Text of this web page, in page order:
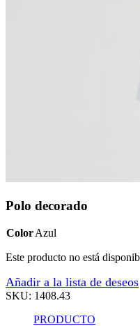
Polo decorado
ColorAzul
Este producto no está
Añadir a la lista de deseos
SKU: 1408.43
PRODUCTO